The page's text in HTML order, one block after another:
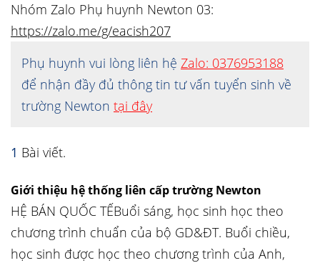
Nhóm Zalo Phụ huynh Newton 03:
https://zalo.me/g/eacish207
Phụ huynh vui lòng liên hệ Zalo: 0376953188
để nhận đầy đủ thông tin tư vấn tuyển sinh về
trường Newton tại đây
1 Bài viết.
Giới thiệu hệ thống liên cấp trường Newton
HỆ BÁN QUỐC TẾBuổi sáng, học sinh học theo
chương trình chuẩn của bộ GD&ĐT. Buổi chiều,
học sinh được học theo chương trình của Anh,